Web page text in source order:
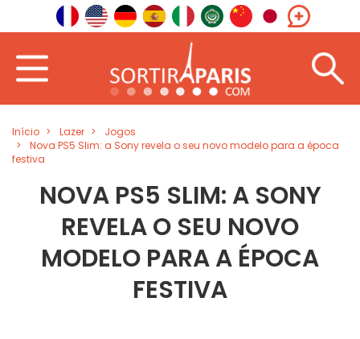
Início Lazer
Jogos
Nova PS5 Slim: a Sony revela o seu novo modelo para a época
festiva
NOVA PS5 SLIM: A SONY
REVELA O SEU NOVO
MODELO PARA A ÉPOCA
FESTIVA